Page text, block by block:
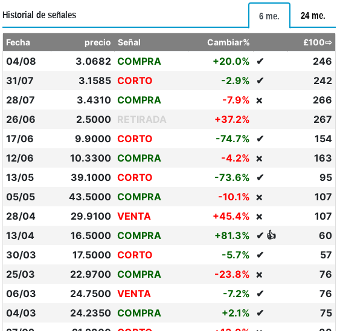
Historial de señales 6 me. 24 me.
Fecha precio Señal Cambiar% £100⇨
04/08 3.0682 COMPRA +20.0% ✔
246
31/07
3.1585 CORTO -2.9% ✔
242
28/07
3.4310 COMPRA -7.9% ❌
266
26/06
2.5000 RETIRADA +37.2%
267
17/06
9.9000 CORTO -74.7% ✔
154
12/06
10.3300 COMPRA -4.2% ❌
163
13/05
39.1000 CORTO -73.6% ✔
95
05/05
43.5000 COMPRA -10.1% ❌
107
28/04
29.9100 VENTA +45.4% ❌
107
13/04
16.5000 COMPRA +81.3% ✔ 👍
60
30/03
17.5000 CORTO -5.7% ✔
57
25/03
22.9700 COMPRA -23.8% ❌
76
06/03
24.7500 VENTA -7.2% ✔
76
04/03
24.2350 COMPRA +2.1% ✔
75